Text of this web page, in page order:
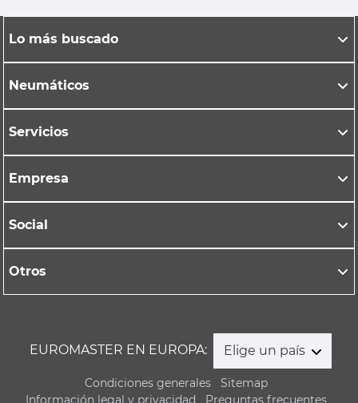
Lo más buscado
Neumáticos
Servicios
Empresa
Social
Otros
EUROMASTER EN EUROPA: Elige un país
Condiciones generales
Sitemap
Información legal y privacidad
Preguntas frecuentes